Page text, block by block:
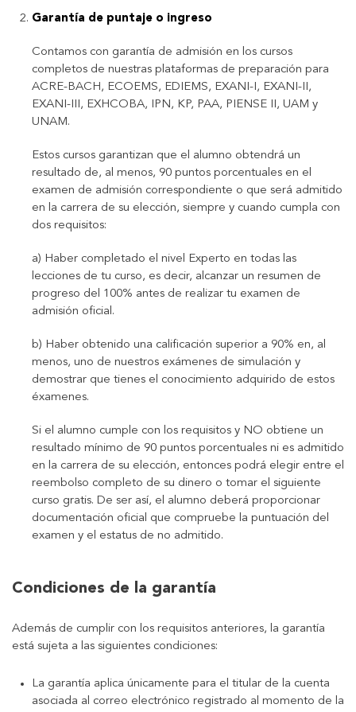
Garantía de puntaje o ingreso
Contamos con garantía de admisión en los cursos
completos de nuestras plataformas de preparación para
ACRE-BACH, ECOEMS, EDIEMS, EXANI-I, EXANI-II,
EXANI-III, EXHCOBA, IPN, KP, PAA, PIENSE II, UAM y
UNAM.
Estos cursos garantizan que el alumno obtendrá un
resultado de, al menos, 90 puntos porcentuales en el
examen de admisión correspondiente o que será admitido
en la carrera de su elección, siempre y cuando cumpla con
dos requisitos:
a) Haber completado el nivel Experto en todas las
lecciones de tu curso, es decir, alcanzar un resumen de
progreso del 100% antes de realizar tu examen de
admisión oficial.
b) Haber obtenido una calificación superior a 90% en, al
menos, uno de nuestros exámenes de simulación y
demostrar que tienes el conocimiento adquirido de estos
éxamenes.
Si el alumno cumple con los requisitos y NO obtiene un
resultado mínimo de 90 puntos porcentuales ni es admitido
en la carrera de su elección, entonces podrá elegir entre el
reembolso completo de su dinero o tomar el siguiente
curso gratis. De ser así, el alumno deberá proporcionar
documentación oficial que compruebe la puntuación del
examen y el estatus de no admitido.
Condiciones de la garantía
Además de cumplir con los requisitos anteriores, la garantía
está sujeta a las siguientes condiciones:
La garantía aplica únicamente para el titular de la cuenta
asociada al correo electrónico registrado al momento de la